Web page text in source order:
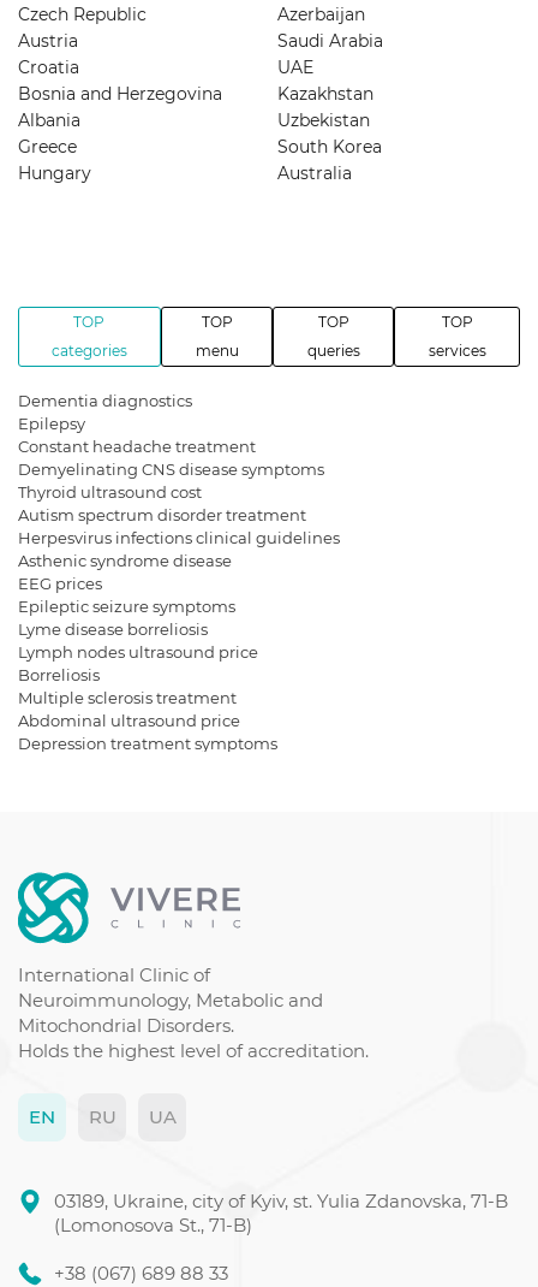
Czech Republic
Austria
Croatia
Bosnia and Herzegovina
Albania
Greece
Hungary
Azerbaijan
Saudi Arabia
UAE
Kazakhstan
Uzbekistan
South Korea
Australia
TOP
categories
TOP
menu
TOP
queries
TOP
services
Dementia diagnostics
Epilepsy
Constant headache treatment
Demyelinating CNS disease symptoms
Thyroid ultrasound cost
Autism spectrum disorder treatment
Herpesvirus infections clinical guidelines
Asthenic syndrome disease
EEG prices
Epileptic seizure symptoms
Lyme disease borreliosis
Lymph nodes ultrasound price
Borreliosis
Multiple sclerosis treatment
Abdominal ultrasound price
Depression treatment symptoms
Thyroid ultrasound diagnostics
All panic attack symptoms
International Clinic of
Neuroimmunology, Metabolic and
Mitochondrial Disorders.
Holds the highest level of accreditation.
EN RU UA
03189, Ukraine, city of Kyiv, st. Yulia Zdanovska, 71-B
(Lomonosova St., 71-B)
+38 (067) 689 88 33